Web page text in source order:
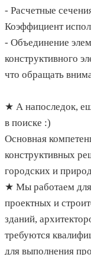
- Расчетные
Коэффициент
- Объединение
конструктивного
что обращать
★ А напоследок,
в поиске :)
Основная
конструктивных
городских и
★ Мы работаем для
проектных и
зданий,
требуются
для выполнения